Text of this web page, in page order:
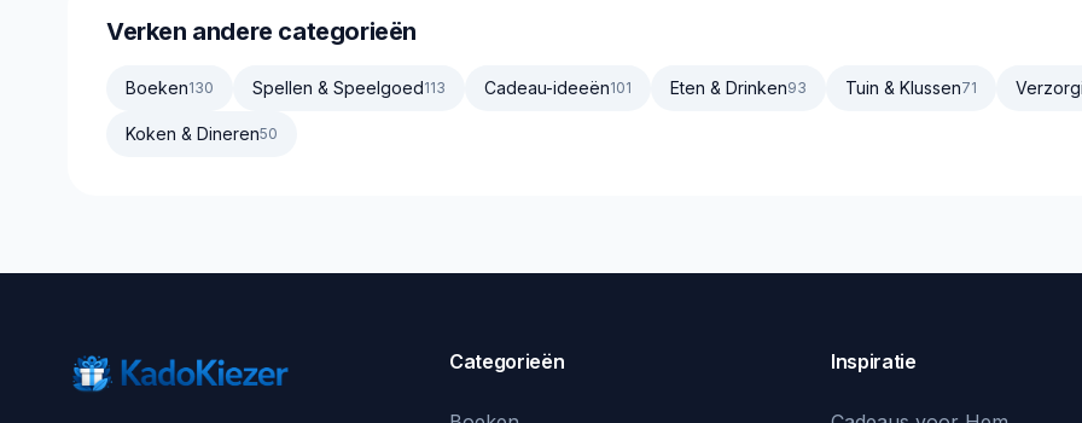
Verken andere categorieën
Boeken130 Spellen & Speelgoed113 Cadeau-ideeën101 Eten & Drinken93 Tuin & Klussen71
Koken & Dineren50
Categorieën Inspiratie